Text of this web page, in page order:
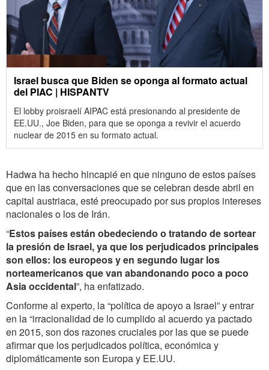
Israel busca que Biden se oponga al formato actual
del PIAC | HISPANTV
El lobby proisraelí AIPAC está presionando al presidente de
EE.UU., Joe Biden, para que se oponga a revivir el acuerdo
nuclear de 2015 en su formato actual.
Hadwa ha hecho hincapié en que ninguno de estos países
que en las conversaciones que se celebran desde abril en
capital austriaca, esté preocupado por sus propios intereses
nacionales o los de Irán.
“Estos países están obedeciendo o tratando de sortear
la presión de Israel, ya que los perjudicados principales
son ellos: los europeos y en segundo lugar los
norteamericanos que van abandonando poco a poco
Asia occidental”, ha enfatizado.
Conforme al experto, la “política de apoyo a Israel” y entrar
en la “irracionalidad de lo cumplido al acuerdo ya pactado
en 2015, son dos razones cruciales por las que se puede
afirmar que los perjudicados política, económica y
diplomáticamente son Europa y EE.UU.